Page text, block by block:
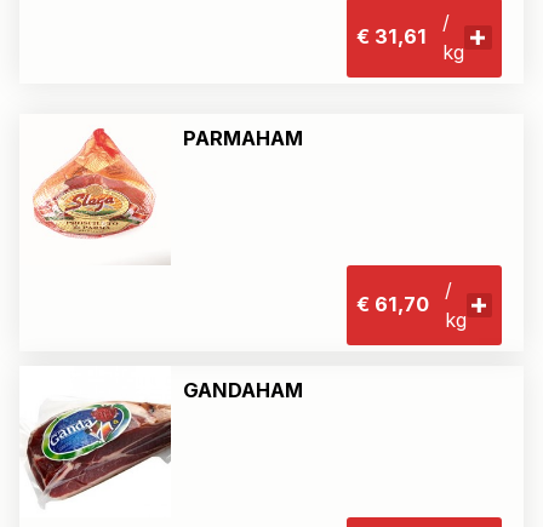
€ 31,61
/
kg
PARMAHAM
€ 61,70
/
kg
GANDAHAM